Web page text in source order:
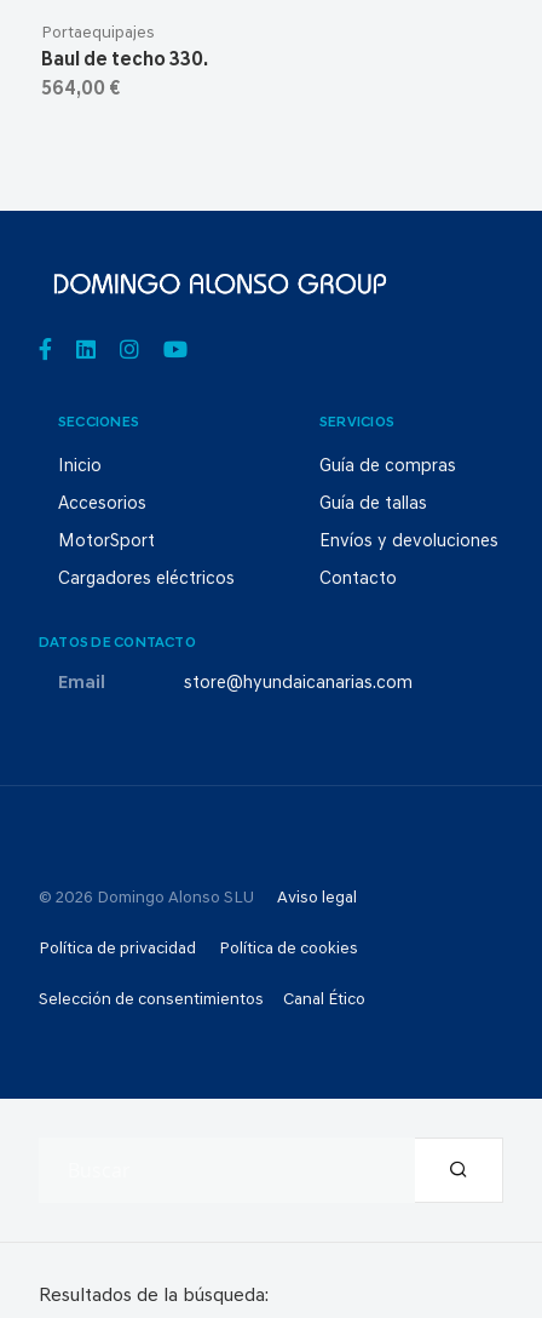
Portaequipajes
Baul de techo 330.
564,00 €
SECCIONES
Inicio
Accesorios
MotorSport
Cargadores eléctricos
SERVICIOS
Guía de compras
Guía de tallas
Envíos y devoluciones
Contacto
DATOS DE CONTACTO
Email store@hyundaicanarias.com
© 2026 Domingo Alonso SLU Aviso legal
Política de privacidad Política de cookies
Selección de consentimientos Canal Ético
Resultados de la búsqueda: